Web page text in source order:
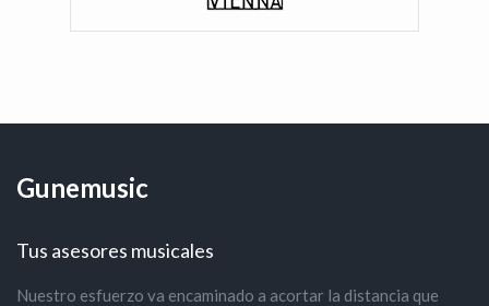
Gunemusic
Tus asesores musicales
Nuestro esfuerzo va encaminado a acortar la distancia que